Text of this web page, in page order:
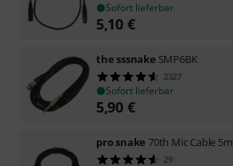
Sofort lieferbar
5,10 €
the sssnake SMP6BK
2327
Sofort lieferbar
5,90 €
pro snake 70th Mic Cable 5m
29